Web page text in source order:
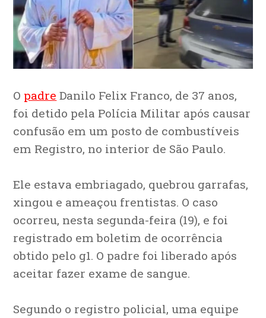
O padre Danilo Felix Franco, de 37 anos,
foi detido pela Polícia Militar após causar
confusão em um posto de combustíveis
em Registro, no interior de São Paulo.
Ele estava embriagado, quebrou garrafas,
xingou e ameaçou frentistas. O caso
ocorreu, nesta segunda-feira (19), e foi
registrado em boletim de ocorrência
obtido pelo g1. O padre foi liberado após
aceitar fazer exame de sangue.
Segundo o registro policial, uma equipe